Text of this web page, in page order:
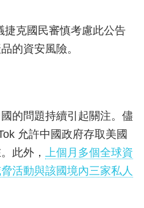
克國民審慎考慮此公告
的資安風險。
的問題持續引起關注。儘
允許中國政府存取美國
此外， 上個月多個全球資
活動與該國境內三家私人